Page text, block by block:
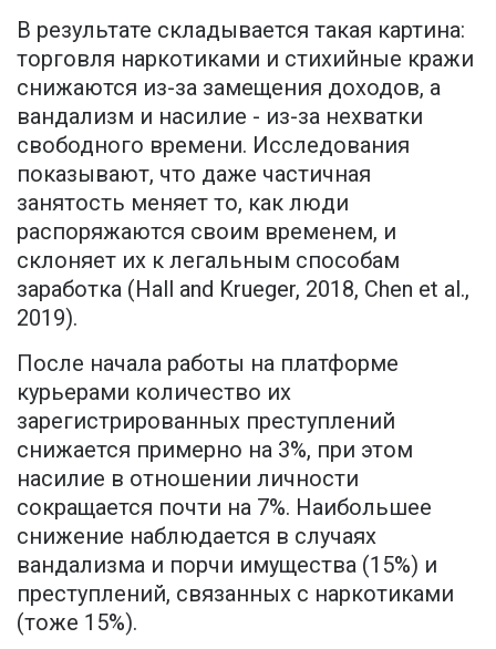
В результате складывается такая картина:
торговля наркотиками и стихийные кражи
снижаются из-за замещения доходов, а
вандализм и насилие - из-за нехватки
свободного времени. Исследования
показывают, что даже частичная
занятость меняет то, как люди
распоряжаются своим временем, и
склоняет их к легальным способам
заработка (Hall and Krueger, 2018, Chen et al.,
2019).
После начала работы на платформе
курьерами количество их
зарегистрированных преступлений
снижается примерно на 3%, при этом
насилие в отношении личности
сокращается почти на 7%. Наибольшее
снижение наблюдается в случаях
вандализма и порчи имущества (15%) и
преступлений, связанных с наркотиками
(тоже 15%).